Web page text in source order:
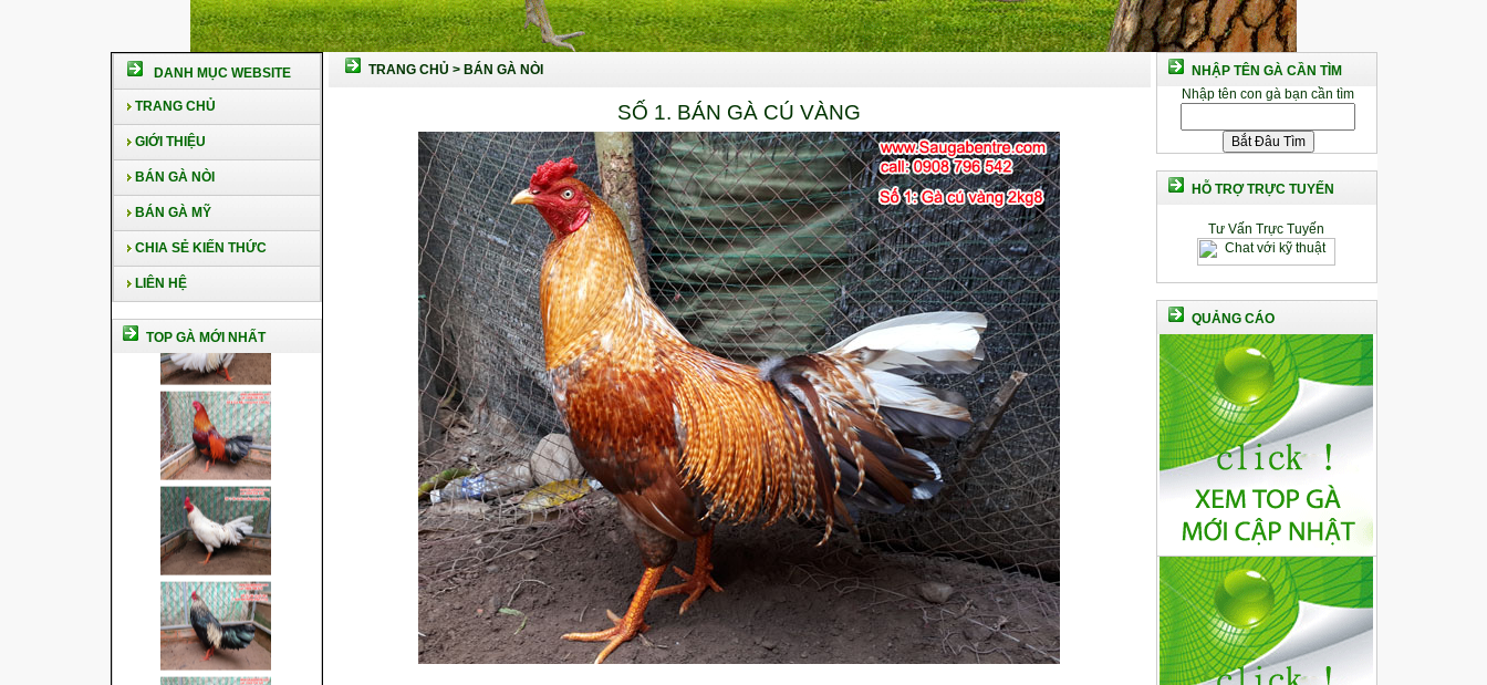
DANH MỤC WEBSITE
TRANG CHỦ
GIỚI THIỆU
BÁN GÀ NÒI
BÁN GÀ MỸ
CHIA SẺ KIẾN THỨC
LIÊN HỆ
TOP GÀ MỚI NHẤT
TRANG CHỦ > BÁN GÀ NÒI
SỐ 1. BÁN GÀ CÚ VÀNG
NHẬP TÊN GÀ CẦN TÌM
Nhập tên con gà bạn cần tìm
HỖ TRỢ TRỰC TUYẾN
Tư Vấn Trực Tuyến
QUẢNG CÁO